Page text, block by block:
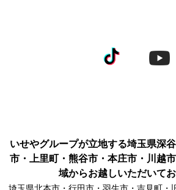
いせやグループが立地する埼玉県深
市・上里町・熊谷市・本庄市・川越
域からお越しいただいてお
埼玉県北本市・行田市・羽生市・吉見町・